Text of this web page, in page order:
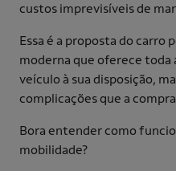
custos imprevisíveis de
Essa é a proposta do carro
moderna que oferece toda
veículo à sua disposição,
complicações que a
Bora entender como
mobilidade?